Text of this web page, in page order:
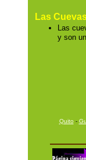
Las
Las
y son
Quito -